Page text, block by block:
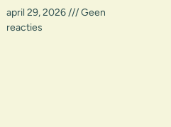
april 29, 2026
Geen
reacties